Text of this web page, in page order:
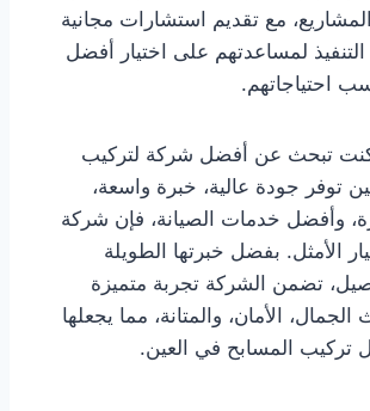
المشاريع، مع تقديم استشارات مجانية
التنفيذ لمساعدتهم على اختيار أفضل
احتياجاتهم.
كنت تبحث عن أفضل شركة لتركيب
توفر جودة عالية، خبرة واسعة،
وأفضل خدمات الصيانة، فإن شركة
الأمثل. بفضل خبرتها الطويلة
تضمن الشركة تجربة متميزة
الأمان، والمتانة، مما يجعلها
تركيب المسابح في العين.